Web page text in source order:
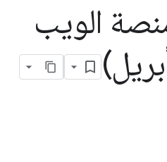
الويب